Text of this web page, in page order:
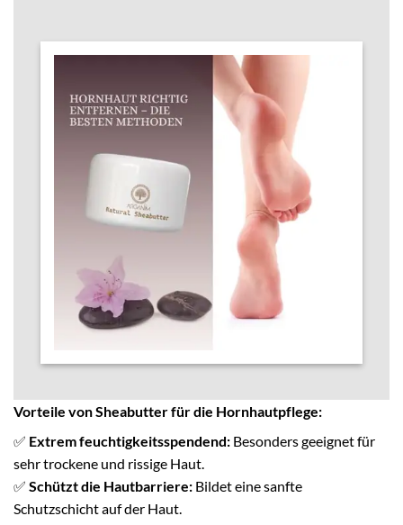
Vorteile von Sheabutter für die Hornhautpflege:
✅ Extrem feuchtigkeitsspendend: Besonders geeignet für
sehr trockene und rissige Haut.
✅ Schützt die Hautbarriere: Bildet eine sanfte
Schutzschicht auf der Haut.